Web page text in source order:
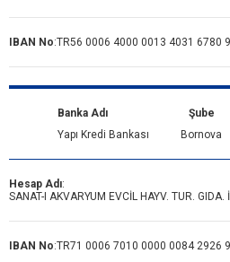
IBAN No:TR56 0006 4000 0013 4031 6780
Banka Adı
Yapı Kredi Bankası
Şube
Bornova
Hesap Adı:
SANAT-I AKVARYUM EVCİL HAYV. TUR. GIDA.
IBAN No:TR71 0006 7010 0000 0084 2926